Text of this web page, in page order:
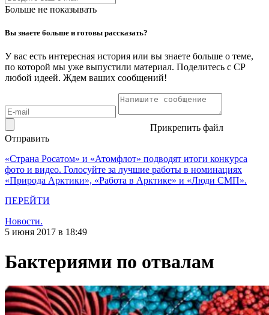
Больше не показывать
Вы знаете больше и готовы рассказать?
У вас есть интересная история или вы знаете больше о теме,
по которой мы уже выпустили материал. Поделитесь с СР
любой идеей. Ждем ваших сообщений!
Прикрепить файл
Отправить
«Страна Росатом» и «Атомфлот» подводят итоги конкурса
фото и видео. Голосуйте за лучшие работы в номинациях
«Природа Арктики», «Работа в Арктике» и «Люди СМП».
ПЕРЕЙТИ
Новости.
5 июня 2017 в 18:49
Бактериями по отвалам